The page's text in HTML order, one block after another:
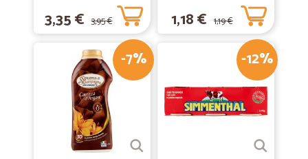
3,35 € 3,95 € 1,18 € 1,19 €
-7% -12%